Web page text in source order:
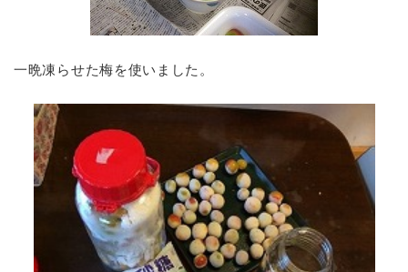
一晩凍らせた梅を使いました。